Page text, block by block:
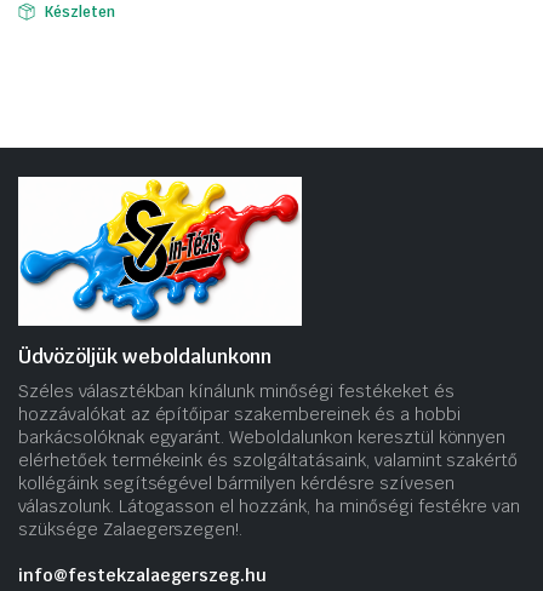
Készleten
Üdvözöljük weboldalunkonn
Széles választékban kínálunk minőségi festékeket és
hozzávalókat az építőipar szakembereinek és a hobbi
barkácsolóknak egyaránt. Weboldalunkon keresztül könnyen
elérhetőek termékeink és szolgáltatásaink, valamint szakértő
kollégáink segítségével bármilyen kérdésre szívesen
válaszolunk. Látogasson el hozzánk, ha minőségi festékre van
szüksége Zalaegerszegen!.
info@festekzalaegerszeg.hu